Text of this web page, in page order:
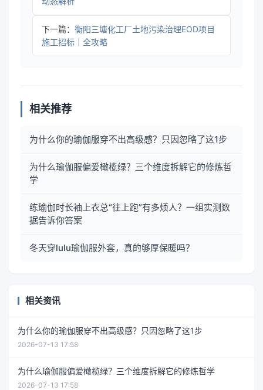
下一篇： 衡阳三塘化工厂土地污染治理EOD项目
施工招标｜全攻略
相关推荐
为什么你的瑜伽服穿不出高级感？只因忽略了这1步
为什么瑜伽服偏爱橄榄绿？三个维度拆解它的修炼哲
学
练瑜伽时长袖上衣总“往上跑”有多烦人？一组实测数
据告诉你答案
冬天穿lulu瑜伽服外套，真的够厚保暖吗？
相关资讯
为什么你的瑜伽服穿不出高级感？只因忽略了这1步
2026-07-13 17:58
为什么瑜伽服偏爱橄榄绿？三个维度拆解它的修炼哲学
2026-07-13 17:58